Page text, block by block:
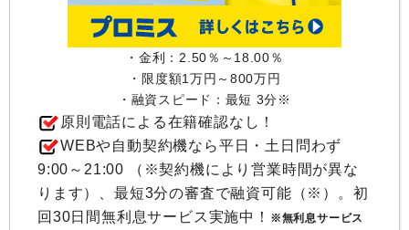
・金利：2.50％～18.00％
・限度額1万円～800万円
・融資スピード：最短 3分※
原則電話による在籍確認なし！
WEBや自動契約機なら平日・土日問わず
9:00～21:00 （※契約機により営業時間が異な
ります）、最短3分の審査で融資可能（※）。初
回30日間無利息サービス実施中！
※無利息サービス